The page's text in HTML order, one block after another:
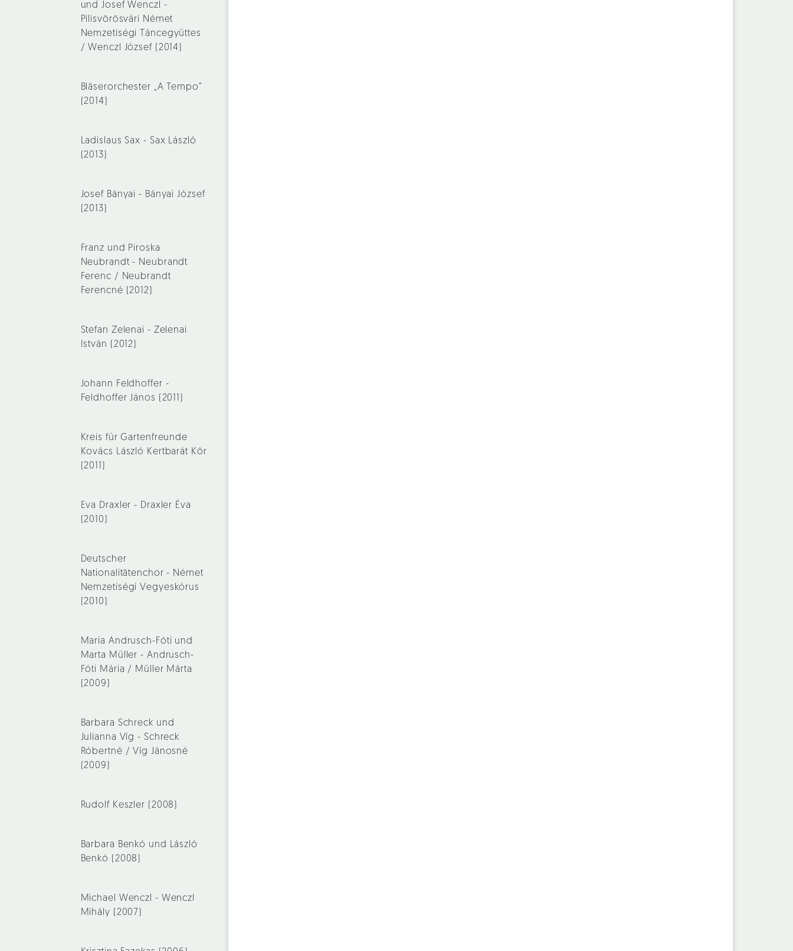
und Josef Wenczl -
Pilisvörösvári Német
Nemzetiségi Táncegyüttes
/ Wenczl József (2014)
Bläserorchester „A Tempo”
(2014)
Ladislaus Sax - Sax László
(2013)
Josef Bányai - Bányai József
(2013)
Franz und Piroska
Neubrandt - Neubrandt
Ferenc / Neubrandt
Ferencné (2012)
Stefan Zelenai - Zelenai
István (2012)
Johann Feldhoffer -
Feldhoffer János (2011)
Kreis für Gartenfreunde
Kovács László Kertbarát Kör
(2011)
Eva Draxler - Draxler Éva
(2010)
Deutscher
Nationalitätenchor - Német
Nemzetiségi Vegyeskórus
(2010)
Maria Andrusch-Fóti und
Marta Müller - Andrusch-
Fóti Mária / Müller Márta
(2009)
Barbara Schreck und
Julianna Víg - Schreck
Róbertné / Víg Jánosné
(2009)
Rudolf Keszler (2008)
Barbara Benkó und László
Benkó (2008)
Michael Wenczl - Wenczl
Mihály (2007)